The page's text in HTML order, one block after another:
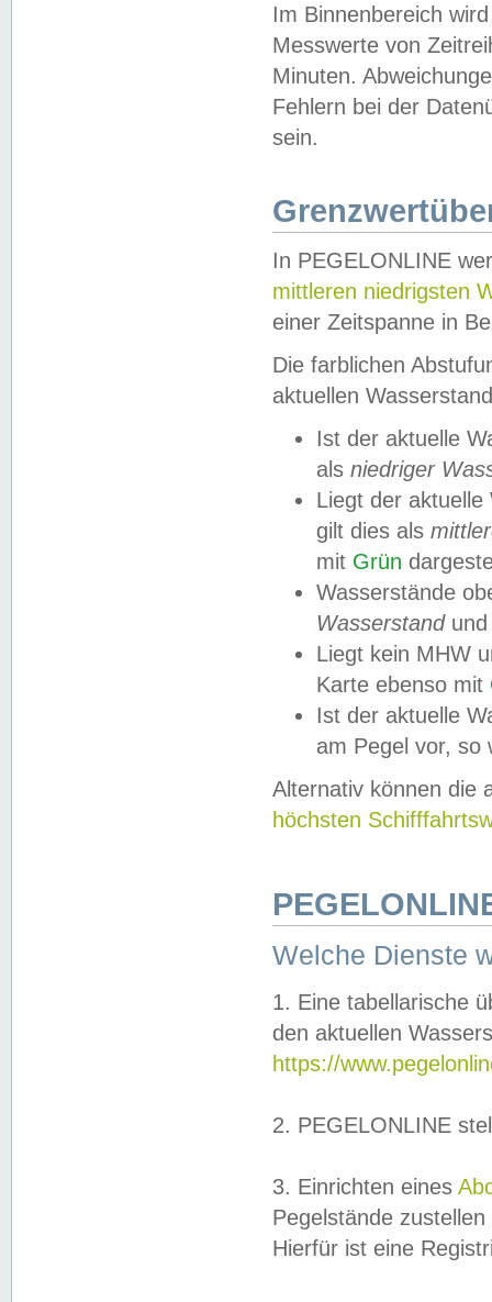
Im Binnenbereich
Messwerte von
Minuten.
Fehlern bei der
sein.
In PEGELONLINE
mittleren niedrigsten
einer Zeitspanne in
Die farblichen
aktuellen
Ist der aktuelle
als niedriger
Liegt der
gilt dies als
mit Grün
Wasserstände
Wasserstandund
Liegt kein MHW
Karte ebenso mit
Ist der aktuelle
am Pegel vor,
Alternativ können die
höchsten
Welche Dienste
1. Eine tabellarische
den aktuellen
https://
2. PEGELONLINE
3. Einrichten eines
Pegelstände
Hierfür ist eine